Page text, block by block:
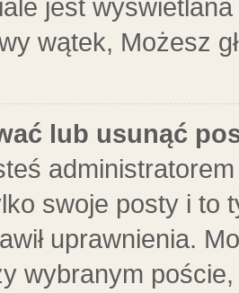
jest
wątek, Możesz
lub usunąć
swoje posty i to
uprawnienia.
wybranym